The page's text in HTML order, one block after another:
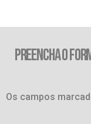
PREENCHA O
Os campos